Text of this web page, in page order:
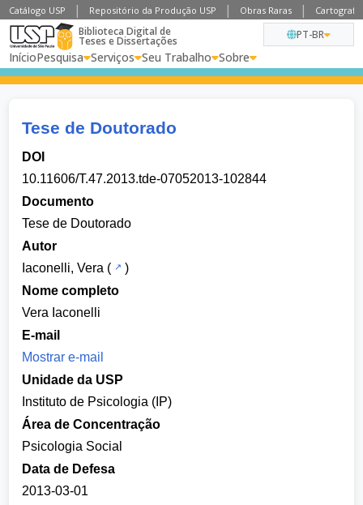
Catálogo USP Repositório da Produção USP Obras Raras
Biblioteca Digital de
Teses e Dissertações
InícioPesquisa Serviços Seu Trabalho Sobre
PT-BR
Tese de Doutorado
DOI
10.11606/T.47.2013.tde-07052013-102844
Documento
Tese de Doutorado
Autor
Iaconelli, Vera (
)
Nome completo
Vera Iaconelli
E-mail
Mostrar e-mail
Unidade da USP
Instituto de Psicologia (IP)
Área de Concentração
Psicologia Social
Data de Defesa
2013-03-01